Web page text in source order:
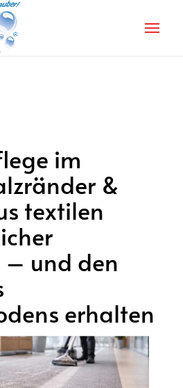
im
&
textilen
und den
erhalten